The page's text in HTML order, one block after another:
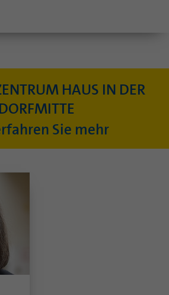
HAUS IN DER
DORFMITTE
Sie mehr